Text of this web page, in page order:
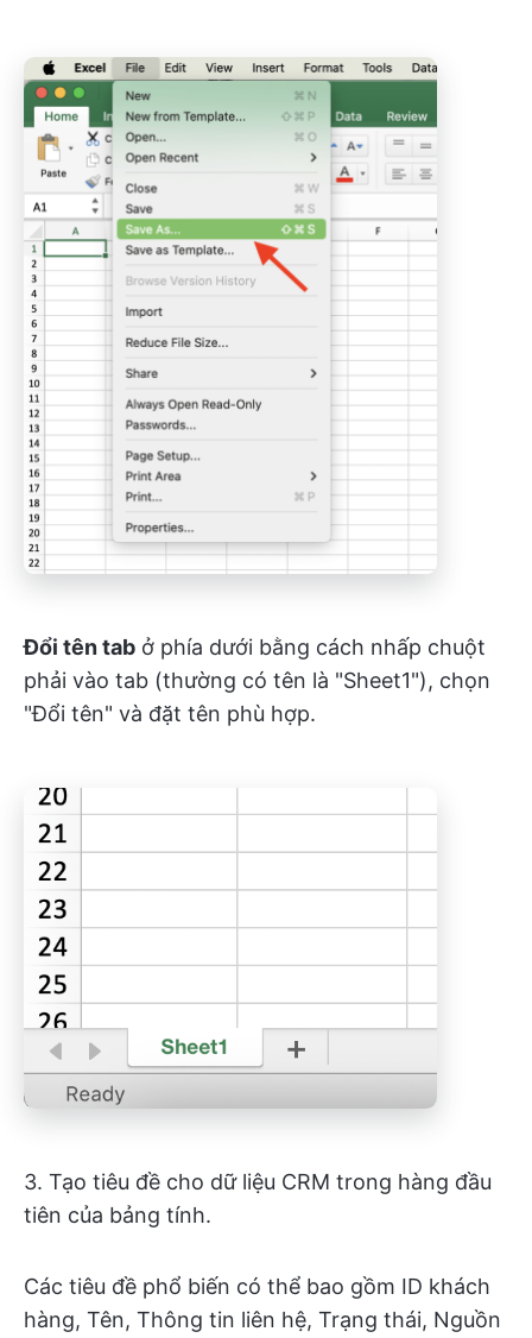
Đổi tên tab ở phía dưới bằng cách nhấp chuột
phải vào tab (thường có tên là "Sheet1"), chọn
"Đổi tên" và đặt tên phù hợp.
3. Tạo tiêu đề cho dữ liệu CRM trong hàng đầu
tiên của bảng tính.
Các tiêu đề phổ biến có thể bao gồm ID khách
hàng, Tên, Thông tin liên hệ, Trạng thái, Nguồn